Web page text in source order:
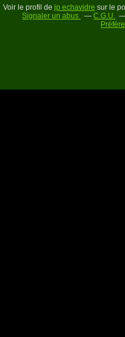
Voir le profil de jp echavidre sur le
Signaler un abus
C.G.U.